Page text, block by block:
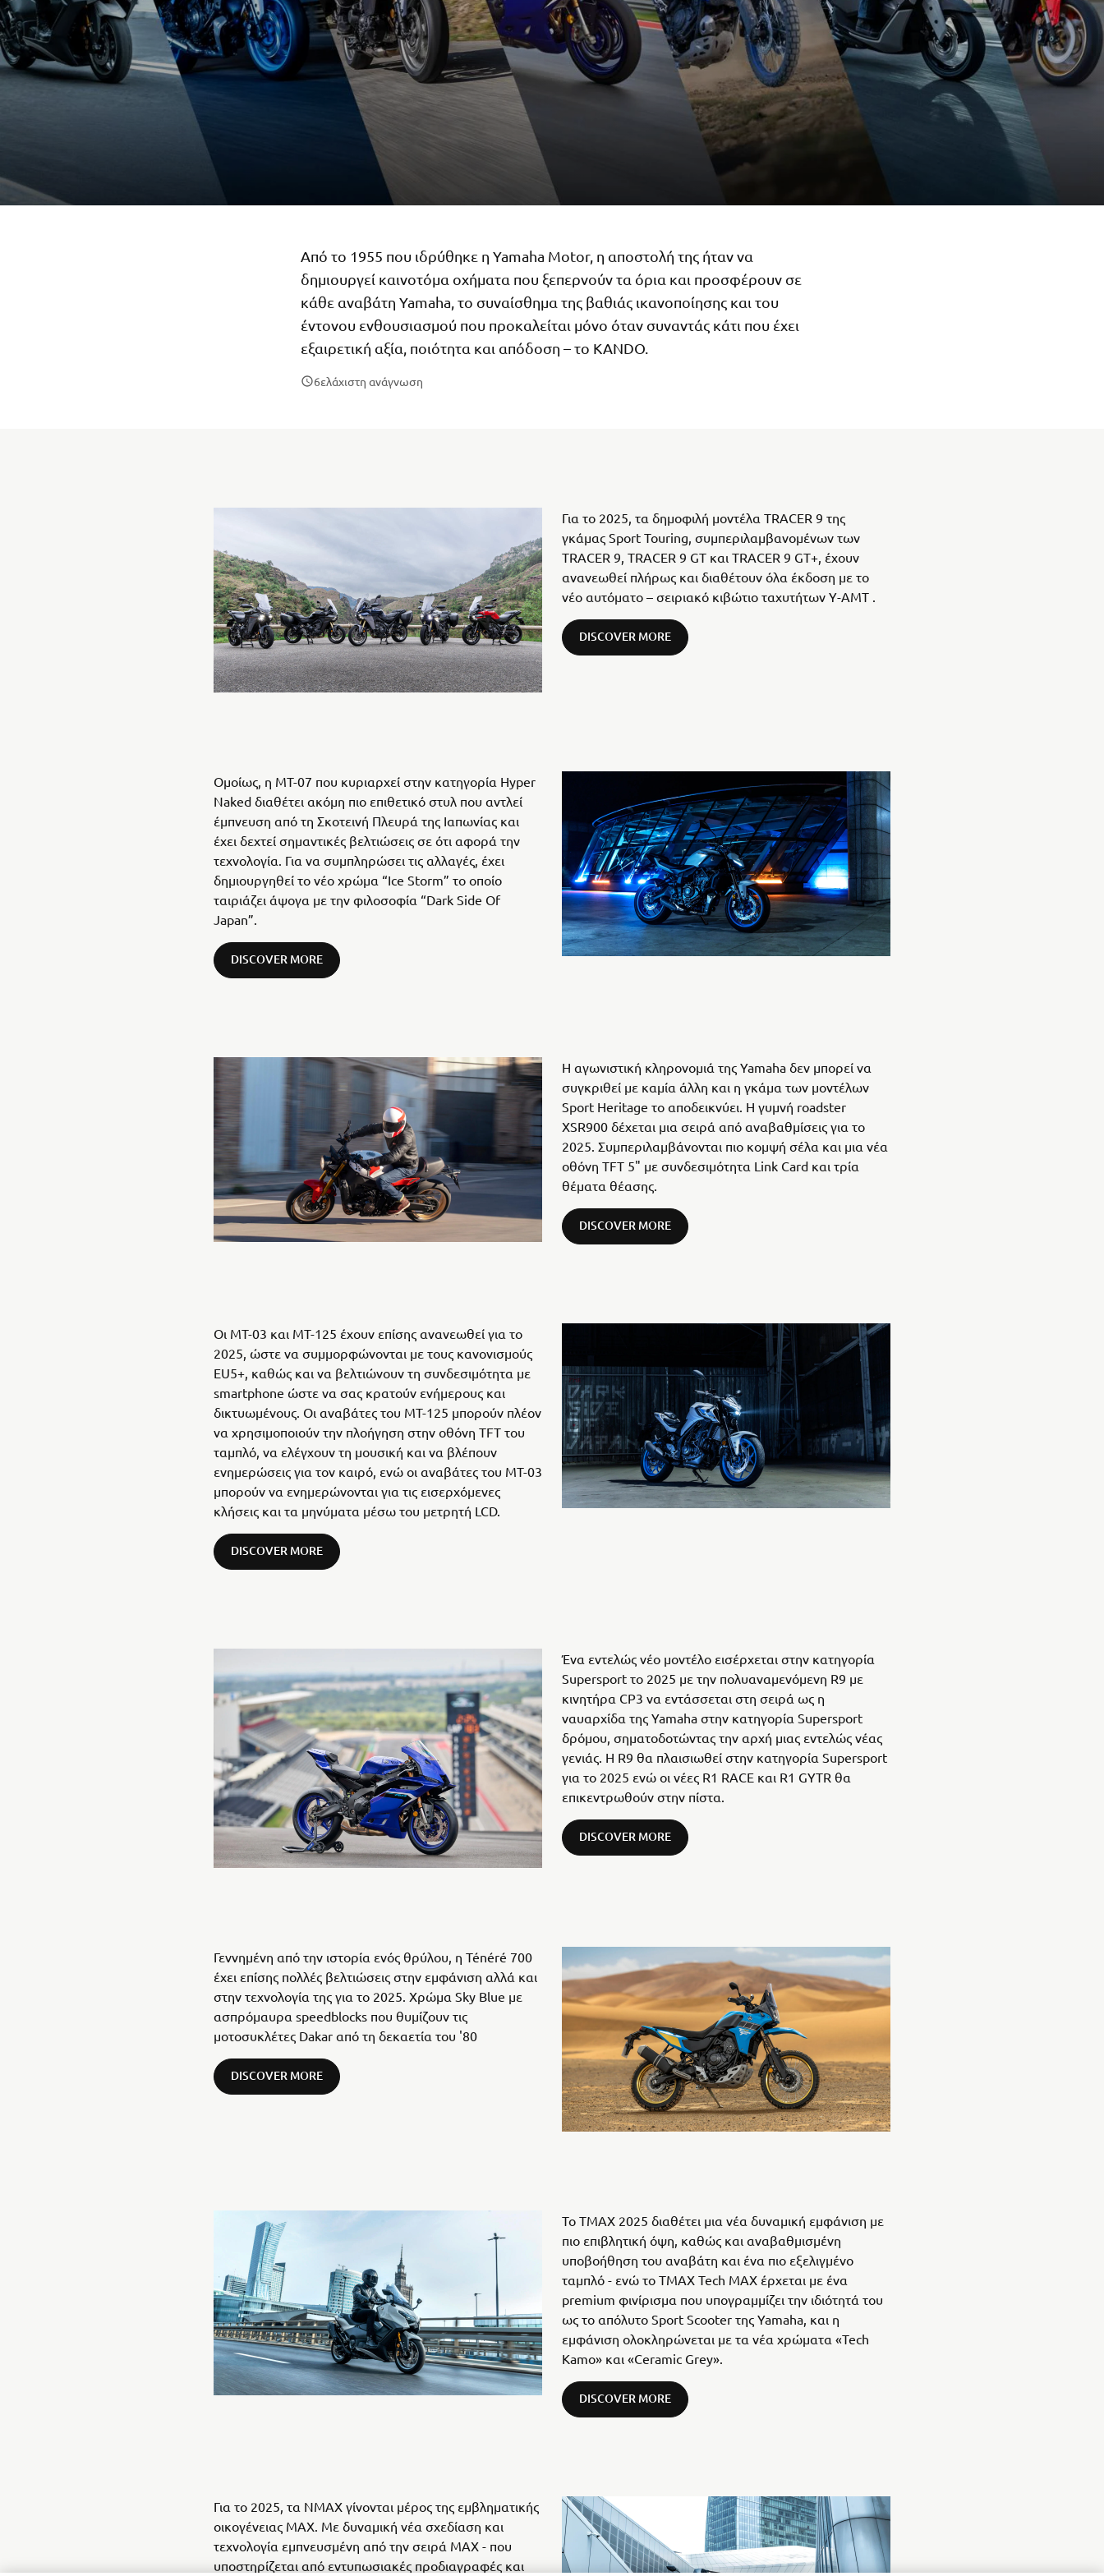
Από το 1955 που ιδρύθηκε η Yamaha Motor, η αποστολή της ήταν να
δημιουργεί καινοτόμα οχήματα που ξεπερνούν τα όρια και προσφέρουν σε
κάθε αναβάτη Yamaha, το συναίσθημα της βαθιάς ικανοποίησης και του
έντονου ενθουσιασμού που προκαλείται μόνο όταν συναντάς κάτι που έχει
εξαιρετική αξία, ποιότητα και απόδοση – το KANDO.
6ελάχιστη ανάγνωση
Για το 2025, τα δημοφιλή μοντέλα TRACER 9 της
γκάμας Sport Touring, συμπεριλαμβανομένων των
TRACER 9, TRACER 9 GT και TRACER 9 GT+, έχουν
ανανεωθεί πλήρως και διαθέτουν όλα έκδοση με το
νέο αυτόματο – σειριακό κιβώτιο ταχυτήτων Υ-ΑΜΤ .
DISCOVER MORE
Ομοίως, η MT-07 που κυριαρχεί στην κατηγορία Hyper
Naked διαθέτει ακόμη πιο επιθετικό στυλ που αντλεί
έμπνευση από τη Σκοτεινή Πλευρά της Ιαπωνίας και
έχει δεχτεί σημαντικές βελτιώσεις σε ότι αφορά την
τεχνολογία. Για να συμπληρώσει τις αλλαγές, έχει
δημιουργηθεί το νέο χρώμα “Ice Storm” το οποίο
ταιριάζει άψογα με την φιλοσοφία “Dark Side Of
Japan”.
DISCOVER MORE
Η αγωνιστική κληρονομιά της Yamaha δεν μπορεί να
συγκριθεί με καμία άλλη και η γκάμα των μοντέλων
Sport Heritage το αποδεικνύει. Η γυμνή roadster
XSR900 δέχεται μια σειρά από αναβαθμίσεις για το
2025. Συμπεριλαμβάνονται πιο κομψή σέλα και μια νέα
οθόνη TFT 5" με συνδεσιμότητα Link Card και τρία
θέματα θέασης.
DISCOVER MORE
Οι MT-03 και MT-125 έχουν επίσης ανανεωθεί για το
2025, ώστε να συμμορφώνονται με τους κανονισμούς
EU5+, καθώς και να βελτιώνουν τη συνδεσιμότητα με
smartphone ώστε να σας κρατούν ενήμερους και
δικτυωμένους. Οι αναβάτες του MT-125 μπορούν πλέον
να χρησιμοποιούν την πλοήγηση στην οθόνη TFT του
ταμπλό, να ελέγχουν τη μουσική και να βλέπουν
ενημερώσεις για τον καιρό, ενώ οι αναβάτες του MT-03
μπορούν να ενημερώνονται για τις εισερχόμενες
κλήσεις και τα μηνύματα μέσω του μετρητή LCD.
DISCOVER MORE
Ένα εντελώς νέο μοντέλο εισέρχεται στην κατηγορία
Supersport το 2025 με την πολυαναμενόμενη R9 με
κινητήρα CP3 να εντάσσεται στη σειρά ως η
ναυαρχίδα της Yamaha στην κατηγορία Supersport
δρόμου, σηματοδοτώντας την αρχή μιας εντελώς νέας
γενιάς. Η R9 θα πλαισιωθεί στην κατηγορία Supersport
για το 2025 ενώ οι νέες R1 RACE και R1 GYTR θα
επικεντρωθούν στην πίστα.
DISCOVER MORE
Γεννημένη από την ιστορία ενός θρύλου, η Ténéré 700
έχει επίσης πολλές βελτιώσεις στην εμφάνιση αλλά και
στην τεχνολογία της για το 2025. Χρώμα Sky Blue με
ασπρόμαυρα speedblocks που θυμίζουν τις
μοτοσυκλέτες Dakar από τη δεκαετία του '80
DISCOVER MORE
Το TMAX 2025 διαθέτει μια νέα δυναμική εμφάνιση με
πιο επιβλητική όψη, καθώς και αναβαθμισμένη
υποβοήθηση του αναβάτη και ένα πιο εξελιγμένο
ταμπλό - ενώ το TMAX Tech MAX έρχεται με ένα
premium φινίρισμα που υπογραμμίζει την ιδιότητά του
ως το απόλυτο Sport Scooter της Yamaha, και η
εμφάνιση ολοκληρώνεται με τα νέα χρώματα «Tech
Kamo» και «Ceramic Grey».
DISCOVER MORE
Για το 2025, τα NMAX γίνονται μέρος της εμβληματικής
οικογένειας MAX. Με δυναμική νέα σχεδίαση και
τεχνολογία εμπνευσμένη από την σειρά MAX - που
υποστηρίζεται από εντυπωσιακές προδιαγραφές και